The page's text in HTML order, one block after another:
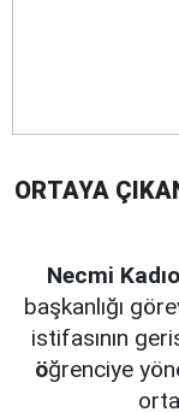
ORTAYA
Necmi
başkanlığı
istifasının
öğrenciye